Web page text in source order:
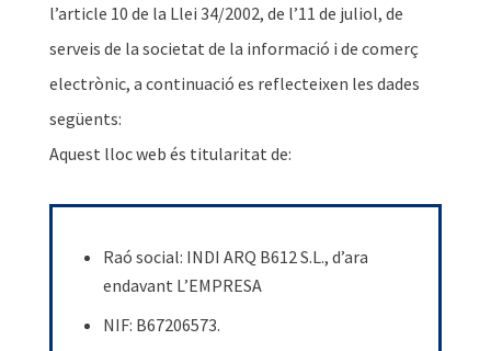
l’article 10 de la Llei 34/2002, de l’11 de juliol, de
serveis de la societat de la informació i de comerç
electrònic, a continuació es reflecteixen les dades
següents:
Aquest lloc web és titularitat de:
Raó social: INDI ARQ B612 S.L., d’ara
endavant L’EMPRESA
NIF: B67206573.